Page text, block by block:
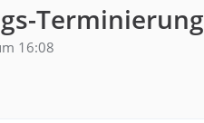
Terminierung
16:08